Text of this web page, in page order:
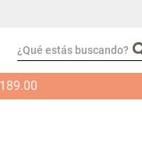
¿Qué estás buscando?
189.00